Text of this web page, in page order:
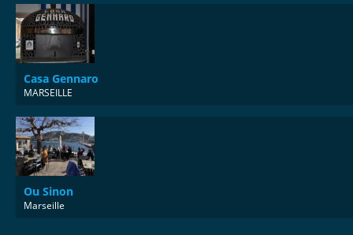
Casa Gennaro
MARSEILLE
Ou Sinon
Marseille